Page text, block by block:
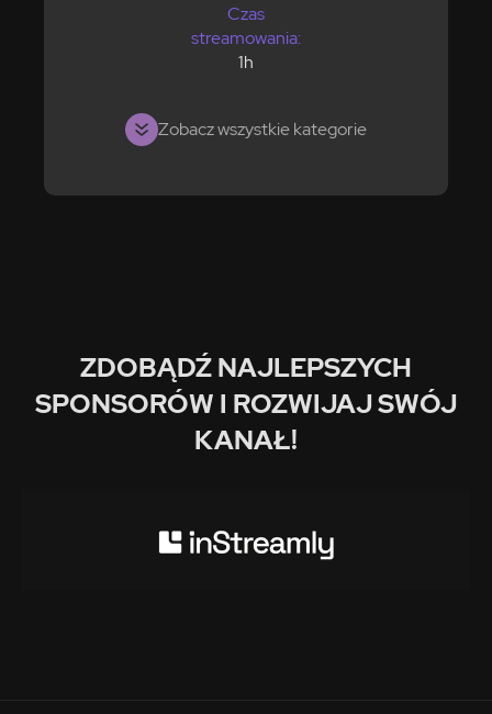
Czas
streamowania:
1h
Zobacz wszystkie kategorie
ZDOBĄDŹ NAJLEPSZYCH
SPONSORÓW I ROZWIJAJ SWÓJ
KANAŁ!